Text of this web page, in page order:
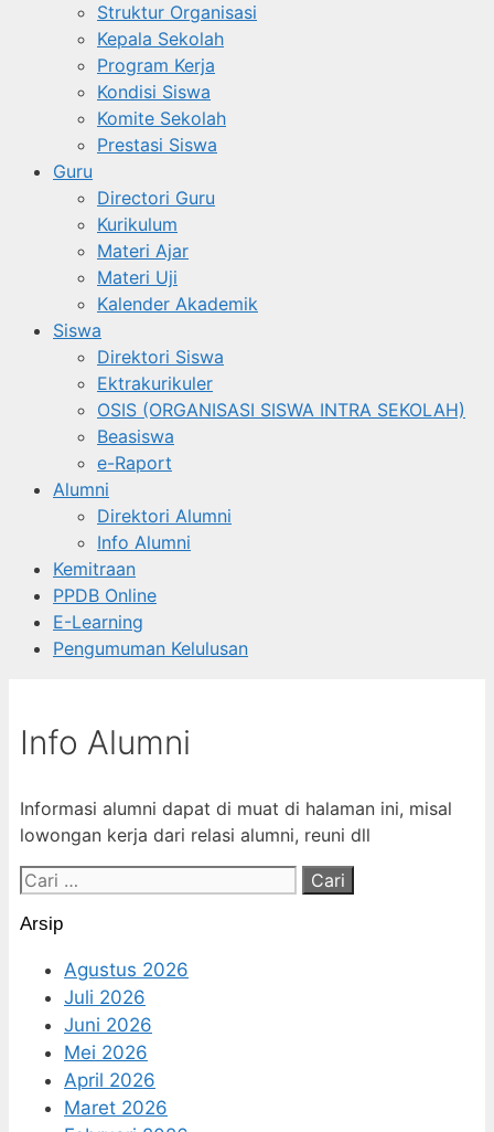
Struktur Organisasi
Kepala Sekolah
Program Kerja
Kondisi Siswa
Komite Sekolah
Prestasi Siswa
Guru
Directori Guru
Kurikulum
Materi Ajar
Materi Uji
Kalender Akademik
Siswa
Direktori Siswa
Ektrakurikuler
OSIS (ORGANISASI SISWA INTRA SEKOLAH)
Beasiswa
e-Raport
Alumni
Direktori Alumni
Info Alumni
Kemitraan
PPDB Online
E-Learning
Pengumuman Kelulusan
Info Alumni
Informasi alumni dapat di muat di halaman ini, misal
lowongan kerja dari relasi alumni, reuni dll
Cari
Arsip
Agustus 2026
Juli 2026
Juni 2026
Mei 2026
April 2026
Maret 2026